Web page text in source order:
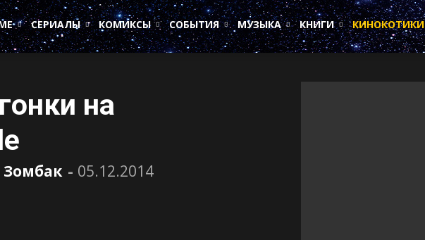
СЕРИАЛЫ КОМИКСЫ СОБЫТИЯ МУЗЫКА КНИГИ КИНОКОТИКИ
на
- 05.12.2014